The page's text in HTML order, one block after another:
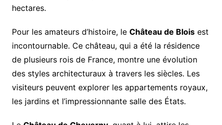
hectares.
Pour les amateurs d’histoire, le Château de Bloisest
incontournable. Ce château, qui a été la résidence
de plusieurs rois de France, montre une évolution
des styles architecturaux à travers les siècles. Les
visiteurs peuvent explorer les appartements royaux,
les jardins et l’impressionnante salle des États.